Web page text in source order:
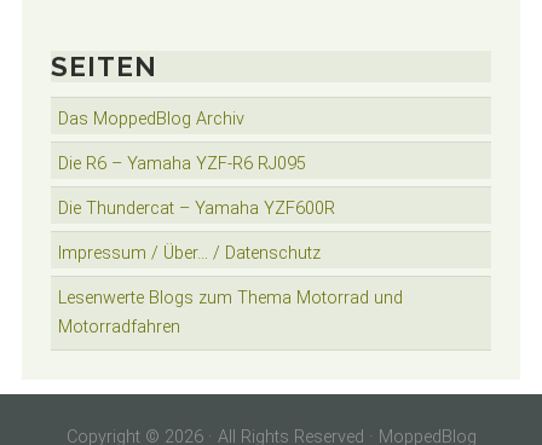
SEITEN
Das MoppedBlog Archiv
Die R6 – Yamaha YZF-R6 RJ095
Die Thundercat – Yamaha YZF600R
Impressum / Über… / Datenschutz
Lesenwerte Blogs zum Thema Motorrad und
Motorradfahren
Copyright © 2026 · All Rights Reserved · MoppedBlog